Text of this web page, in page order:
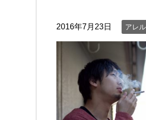
2016年7月23日 アレ